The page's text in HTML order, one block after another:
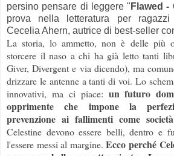
persino pensare di leggere " Flawed -
prova nella letteratura per ragazzi
Cecelia Ahern, autrice di best-seller
La storia, lo ammetto, non è delle più
storcere il naso a chi ha già letto tanti
Giver, Divergent e via dicendo), ma
drizzare le antenne a tanti di voi. Lo
innovativi, ma ci piace: un futuro
opprimente che impone la
prevenzione ai fallimenti come società
Celestine devono essere belli, dentro e
l'essere messi al margine.Ecco perché